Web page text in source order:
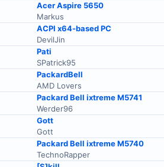
Acer Aspire 5650
Markus
ACPI x64-based PC
DevilJin
Pati
SPatrick95
PackardBell
AMD Lovers
Packard Bell ixtreme M5741
Werder96
Gott
Gott
Packard Bell ixtreme M5740
TechnoRapper